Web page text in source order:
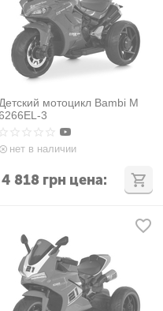
Детский мотоцикл Bambi M
3
нет в наличии
4 818 грн цена: